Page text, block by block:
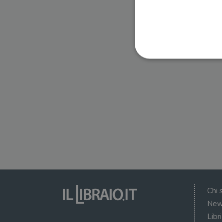
Chi
I cookie strettamente
wordpress_sec_[hash]
CookieScriptConsent